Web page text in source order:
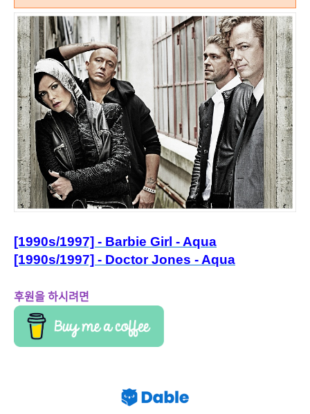
[1990s/1997] - Barbie Girl - Aqua
[1990s/1997] - Doctor Jones - Aqua
후원을 하시려면